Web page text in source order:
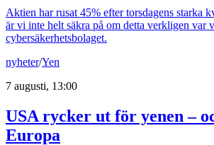
Aktien har rusat 45% efter torsdagens starka
är vi inte helt säkra på om detta verkligen var
cybersäkerhetsbolaget.
nyheter/Yen
7 augusti, 13:00
USA rycker ut för yenen –
Europa